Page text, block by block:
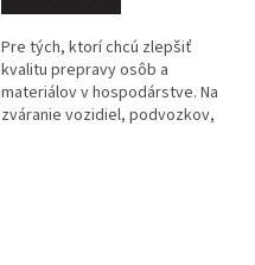
Pre tých, ktorí chcú zlepšiť
kvalitu prepravy osôb a
materiálov v hospodárstve. Na
zváranie vozidiel, podvozkov,